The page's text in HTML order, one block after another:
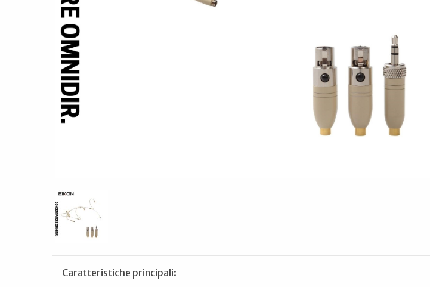
Caratteristiche principali: